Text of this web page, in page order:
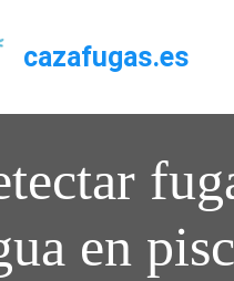
cazafugas.es
en